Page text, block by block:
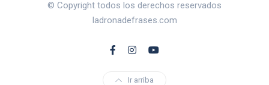
© Copyright todos los derechos reservados
ladronadefrases.com
Ir arriba